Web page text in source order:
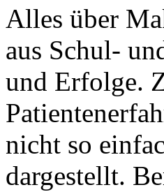
Alles über
aus Schul-
und Erfolge.
nicht so
dargestellt.